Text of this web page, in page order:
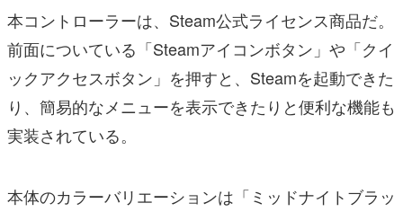
本コントローラーは、Steam公式ライセンス商品だ。
前面についている「Steamアイコンボタン」や「クイ
ックアクセスボタン」を押すと、Steamを起動できた
り、簡易的なメニューを表示できたりと便利な機能も
実装されている。
本体のカラーバリエーションは「ミッドナイトブラッ